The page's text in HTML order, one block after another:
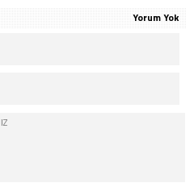
Yorum Yok